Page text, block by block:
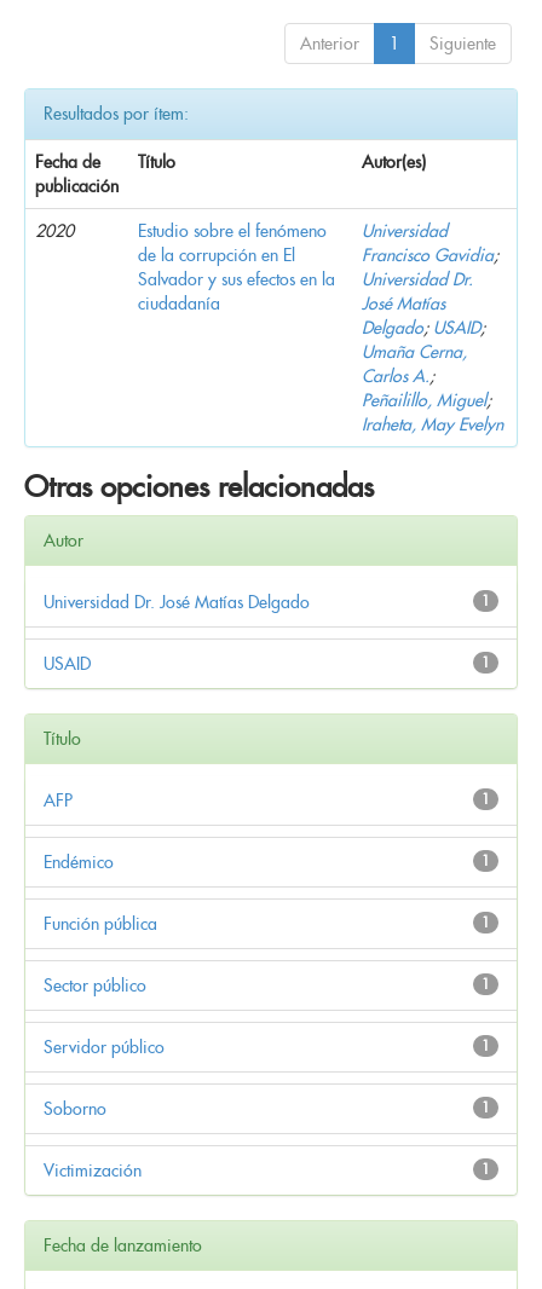
Anterior 1 Siguiente
Resultados por ítem:
Fecha de
publicación
Título Autor(es)
2020
Estudio sobre el fenómeno
de la corrupción en El
Salvador y sus efectos en la
ciudadanía
Universidad
Francisco Gavidia;
Universidad Dr.
José Matías
Delgado; USAID;
Umaña Cerna,
Carlos A.;
Peñailillo, Miguel;
Iraheta, May Evelyn
Otras opciones relacionadas
Autor
1
Universidad Dr. José Matías Delgado
1
USAID
Título
1
AFP
1
Endémico
1
Función pública
1
Sector público
1
Servidor público
1
Soborno
1
Victimización
Fecha de lanzamiento